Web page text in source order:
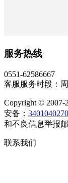
服务热线
0551-62586667
客服服务时段：
Copyright © 2007-
安备：
和不良信息举报邮
联系我们